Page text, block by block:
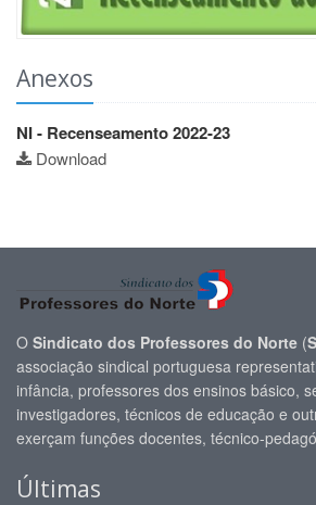
Anexos
NI - Recenseamento 2022-23
Download
O Sindicato dos Professores do Norte (
associação sindical portuguesa
infância, professores dos ensinos básico,
investigadores, técnicos de educação e
exerçam funções docentes, técnico-
Últimas